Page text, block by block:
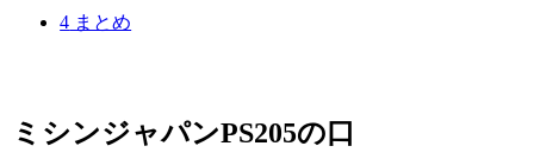
4 まとめ
ミシンジャパンPS205の口